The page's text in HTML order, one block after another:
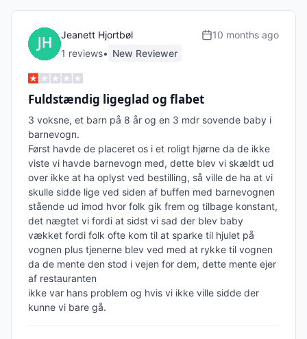
Jeanett Hjortbøl
1 reviews• New Reviewer
10 months ago
Fuldstændig ligeglad og flabet
3 voksne, et barn på 8 år og en 3 mdr sovende baby i
barnevogn.
Først havde de placeret os i et roligt hjørne da de ikke
viste vi havde barnevogn med, dette blev vi skældt ud
over ikke at ha oplyst ved bestilling, så ville de ha at vi
skulle sidde lige ved siden af buffen med barnevognen
stående ud imod hvor folk gik frem og tilbage konstant,
det nægtet vi fordi at sidst vi sad der blev baby
vækket fordi folk ofte kom til at sparke til hjulet på
vognen plus tjenerne blev ved med at rykke til vognen
da de mente den stod i vejen for dem, dette mente ejer
af restauranten
ikke var hans problem og hvis vi ikke ville sidde der
kunne vi bare gå.